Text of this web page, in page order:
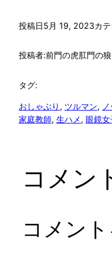
投稿日5月 19, 2023カ
投稿者:前門の虎肛門の狼
タグ:
おしゃぶり , ツルマン,
家庭教師, 生ハメ, 眼鏡女
コメン
コメン